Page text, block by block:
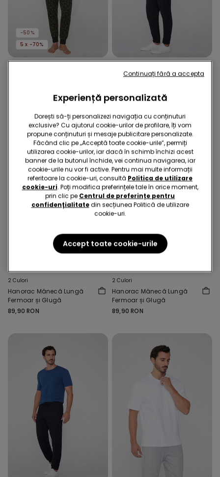
-50%
5 x -70%
44,90 RON-50%
Pantaloni Lungi Tricot cu
79,90 RON
2 Culori
Hanorac Mânecă Lungă
Fermoar și Glugă
89,90 RON
2 Culori
Hanorac Mânecă Lungă
Fermoar și Glugă
89,90 RON
Experiență personalizată
Dorești să-ți personalizezi navigația cu conținuturi
exclusive? Cu ajutorul cookie-urilor de profilare, îți vom
propune conținuturi și mesaje publicitare personalizate.
Făcând clic pe „Acceptă toate cookie-urile”, permiți
utilizarea cookie-urilor, iar dacă în schimb închizi acest
banner de la butonul închide, vei continua navigarea, iar
cookie-urile nu vor fi active. Pentru mai multe informații
referitoare la cookie-uri, consultă Politica de utilizare
cookie-uri. Poți modifica preferințele tale în orice moment,
prin clic pe Centrul de preferințe pentru
confidențialitatedin secțiunea Politică de utilizare
cookie-uri.
Accept toate cookie-urile
Continuați fără a accepta